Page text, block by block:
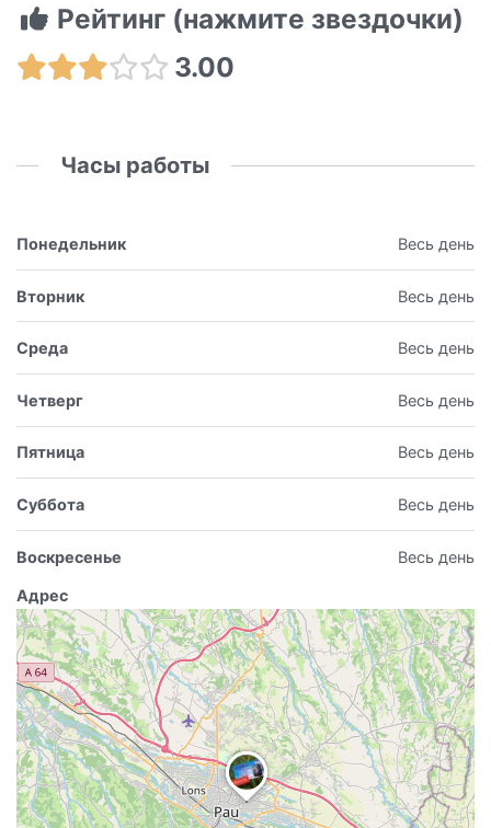
Рейтинг (нажмите звездочки)
3.00
Часы работы
Понедельник Весь день
Вторник Весь день
Среда Весь день
Четверг Весь день
Пятница Весь день
Суббота Весь день
Воскресенье Весь день
Адрес